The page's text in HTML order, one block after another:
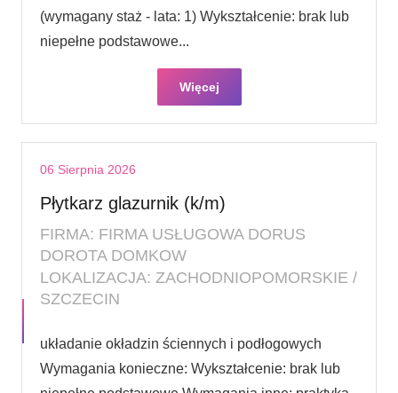
(wymagany staż - lata: 1) Wykształcenie: brak lub
niepełne podstawowe...
Więcej
06 Sierpnia 2026
Płytkarz glazurnik (k/m)
FIRMA: FIRMA USŁUGOWA DORUS
DOROTA DOMKOW
LOKALIZACJA: ZACHODNIOPOMORSKIE /
SZCZECIN
układanie okładzin ściennych i podłogowych
Wymagania konieczne: Wykształcenie: brak lub